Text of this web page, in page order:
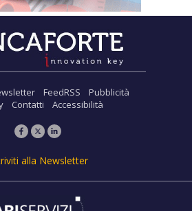
FeedRSS
Pubblicità
Contatti Accessibilità
alla Newsletter